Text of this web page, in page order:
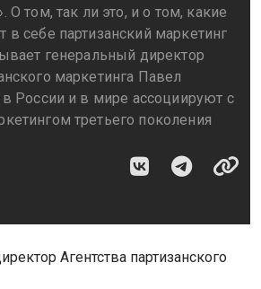
О том, так ли это, и о том, какие
в себе партизанский маркетинг
генеральный директор
маркетинга Павел
России и в мире ассоциируют с
третьего поколения
Агентства партизанского